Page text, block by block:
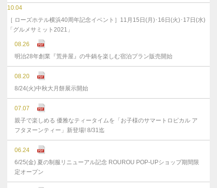
10.04
［ ローズホテル横浜40周年記念イベント］11月15日(月)･16日(火)･17日(水)
「グルメサミット2021」
08.26
明治28年創業『荒井屋』の牛鍋を楽しむ宿泊プラン販売開始
08.20
8/24(火)中秋大月餅展示開始
07.07
親子で楽しめる 優雅なティータイムを「お子様のサマートロピカル ア
フタヌーンティー」新登場! 8/31迄
06.24
6/25(金) 夏の制服リニューアル記念 ROUROU POP-UPショップ期間限
定オープン